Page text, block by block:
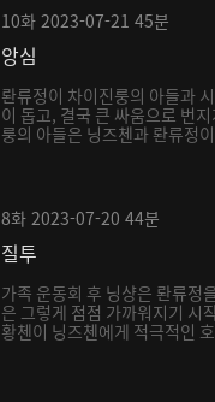
10화 2023-07-21 45분
앙심
롼류정이 차이진룽의 아들과
이 돕고, 결국 큰 싸움으로 번
룽의 아들은 닝즈첸과 롼류정
8화 2023-07-20 44분
질투
가족 운동회 후 닝샹은 롼류정
은 그렇게 점점 가까워지기 시
황첸이 닝즈첸에게 적극적인